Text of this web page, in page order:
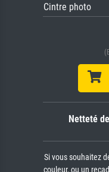
Cintre photo
Netteté
Si vous souhaitez
couleur, ou un